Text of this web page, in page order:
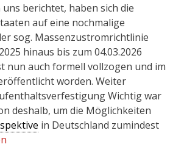
berichtet, haben sich die
auf eine nochmalige
sog. Massenzustromrichtlinie
hinaus bis zum 04.03.2026
nun auch formell vollzogen und im
worden. Weiter
Wichtig war
deshalb, um die Möglichkeiten
in Deutschland zumindest